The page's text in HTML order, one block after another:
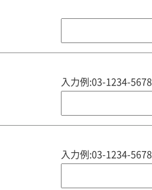
入力例:03-1234-5678
入力例:03-1234-5678